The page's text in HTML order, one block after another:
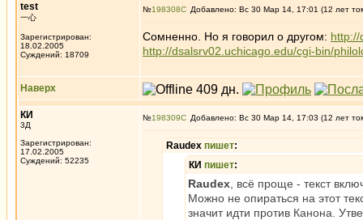
test
一心
Зарегистрирован:
18.02.2005
Суждений: 18709
№198308 Добавлено: Вс 30 Мар 14, 17:01 (12 лет
Сомненно. Но я говорил о другом: http://
http://dsalsrv02.uchicago.edu/cgi-bin/
Наверх
КИ
3Д
Зарегистрирован:
17.02.2005
Суждений: 52235
№198309 Добавлено: Вс 30 Мар 14, 17:03 (12 лет
Raudex пишет:
КИ пишет:
Raudex , всё проще - текст
Можно не опираться на этот
значит идти против Канона.